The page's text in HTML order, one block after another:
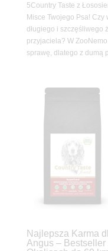
5Country Taste z
Misce Twojego Psa! Czy
długiego i szczęśliwego
przyjaciela? W
sprawę, dlatego z dumą
Najlepsza Karma
Angus –